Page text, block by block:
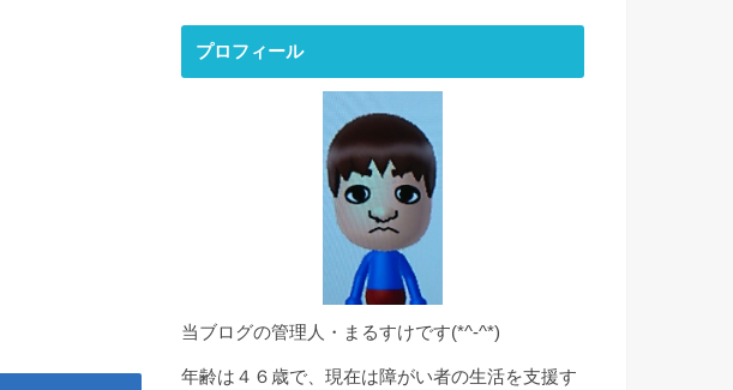
プロフィール
当ブログの管理人・まるすけです(*^-^*)
年齢は４６歳で、現在は障がい者の生活を支援す